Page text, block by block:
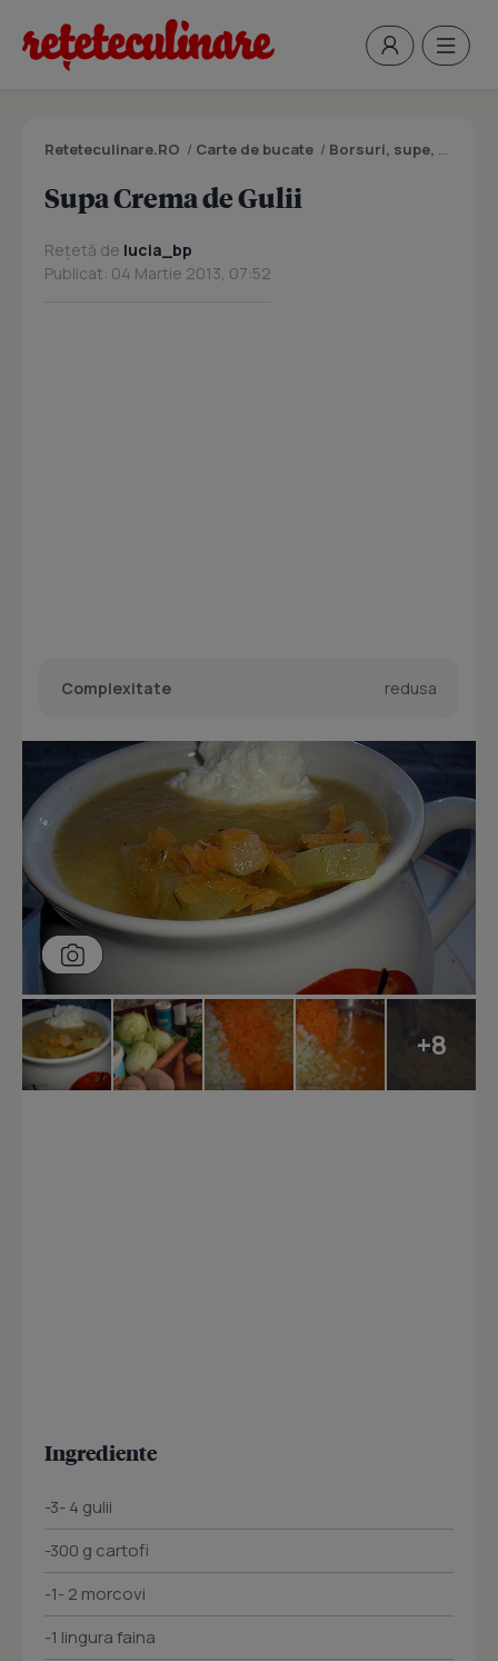
Reteteculinare.RO / Carte de bucate / Borsuri, supe, ciorbe
Supa Crema de Gulii
Rețetă de lucia_bp
Publicat: 04 Martie 2013, 07:52
Complexitate redusa
+8
Ingrediente
-3- 4 gulii
-300 g cartofi
-1- 2 morcovi
-1 lingura faina